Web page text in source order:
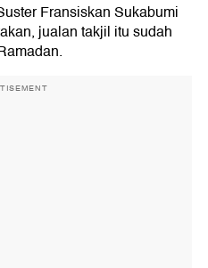
Fransiskan Sukabumi
jualan takjil itu sudah